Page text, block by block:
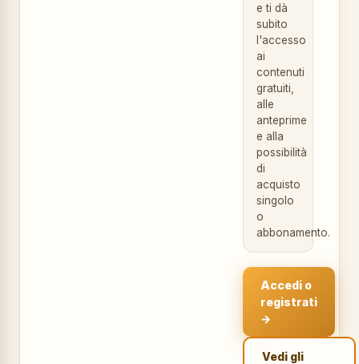
e ti dà
subito
l'accesso
ai
contenuti
gratuiti,
alle
anteprime
e alla
possibilità
di
acquisto
singolo
o
abbonamento.
Accedi o
registrati
→
Vedi gli